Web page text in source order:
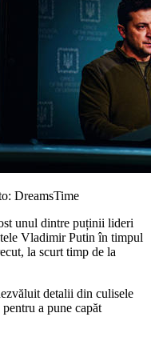
DreamsTime
unul dintre puținii lideri
Vladimir Putin în timpul
la scurt timp de la
detalii din culisele
a pune capăt